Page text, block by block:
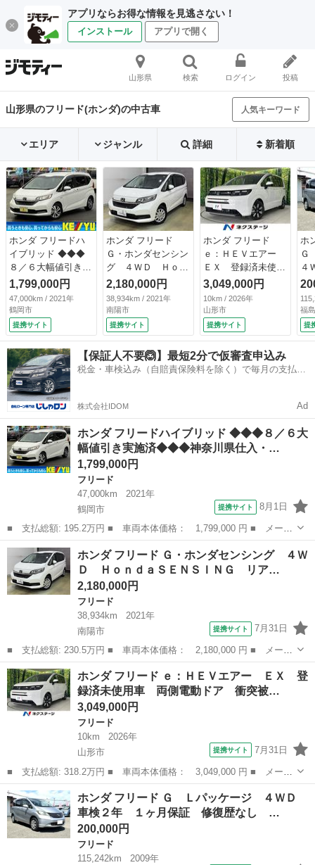
アプリならお得な情報を見逃さない！
インストール アプリで開く
山形県 検索 ログイン 投稿
山形県のフリード(ホンダ)の中古車 人気キーワード
エリア ジャンル 詳細 新着順
ホンダ フリードハ
イブリッド ◆◆◆
８／６大幅値引き実
施済◆◆◆神奈川県
仕入・禁煙◆◆
【ハイブリッド・Ｇ
ホンダセンシング】
寒冷地仕様 純正７
インチナビ フルセ
グＴＶ Ｂｌｕｅｔ
ｏｏｔｈ接続 バッ
クカメラ 衝突軽減
システム 車線逸脱
警告 追従クルーズ
コントロール ハー
フレザーシート
（なし）
1,799,000円
47,000km / 2021年
鶴岡市
提携サイト
ホンダ フリード
Ｇ・ホンダセンシン
グ ４ＷＤ Ｈｏｎ
ｄａＳＥＮＳＩＮ
Ｇ リア両側パワー
スライドドアオート
リトラミラー セン
ターテーブル フル
オートエアコンロー
ルサンシェード コ
ンフォートパッケー
キサポート 横滑防
付）
2,180,000円
38,934km / 2021年
南陽市
提携サイト
ホンダ フリード
ｅ：ＨＥＶエアー
ＥＸ 登録済未使用
車 両側電動ドア
衝突被害軽減システ
ム レーダークルー
ズ コーナーセンサ
ー スマートキー
ＬＥＤヘッド 純正
１５インチアルミ
オートハイビーム
3,049,000円
10km / 2026年
山形市
提携サイト
ホ
１
な
電
キ
防
ン
福
提
【保証人不要🙆】最短2分で仮審査申込み
税金・車検込み（自賠責保険料を除く）で毎月の支払額
株式会社IDOM Ad
ホンダ フリードハイブリッド ◆◆◆８／６大
幅値引き実施済◆◆◆神奈川県仕入・…
1,799,000円
フリード
47,000km
2021年
鶴岡市
提携サイト 8月1日
■ 支払総額: 195.2万円 ■ 車両本体価格： 1,799,000 円 ■ メーカ
ー名： ホンダ ■ 車種名： フリードハイブリッド ■ グレード
名： ◆◆◆８／６大幅値引き実施済◆◆◆神奈川県仕入・禁煙
◆◆ 【ハイブ...
山形 鶴岡市 フリード
ホンダ フリード Ｇ・ホンダセンシング ４Ｗ
Ｄ ＨｏｎｄａＳＥＮＳＩＮＧ リア…
2,180,000円
フリード
38,934km
2021年
南陽市
提携サイト 7月31日
■ 支払総額: 230.5万円 ■ 車両本体価格： 2,180,000 円 ■ メーカ
ー名： ホンダ ■ 車種名： フリード ■ グレード名： Ｇ・ホン
ダセンシング ４ＷＤ ＨｏｎｄａＳＥＮＳＩＮＧ リア両側パワー
スライド...
山形 南陽市 フリード
ホンダ フリード ｅ：ＨＥＶエアー ＥＸ 登
録済未使用車 両側電動ドア 衝突被…
3,049,000円
フリード
10km
2026年
山形市
提携サイト 7月31日
■ 支払総額: 318.2万円 ■ 車両本体価格： 3,049,000 円 ■ メーカ
ー名： ホンダ ■ 車種名： フリード ■ グレード名： ｅ：ＨＥ
Ｖエアー ＥＸ 登録済未使用車 両側電動ドア 衝突被害軽減シス
テム レ...
山形 山形市 フリード
ホンダ フリード Ｇ Ｌパッケージ ４ＷＤ
車検２年 １ヶ月保証 修復歴なし …
200,000円
フリード
115,242km
2009年